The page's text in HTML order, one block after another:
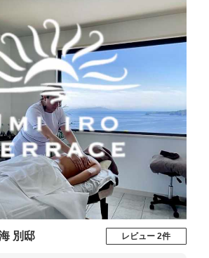
別邸 レビュー 2件